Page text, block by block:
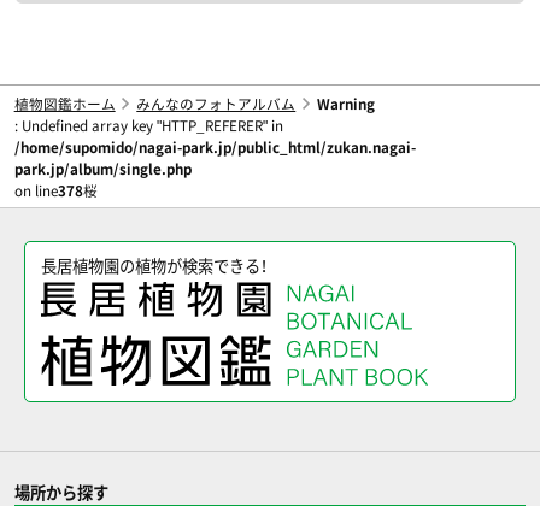
植物図鑑ホーム みんなのフォトアルバム
Warning
: Undefined array key "HTTP_REFERER" in
/home/supomido/nagai-park.jp/public_html/zukan.nagai-
park.jp/album/single.php
on line378桜
長居植物園の植物が検索できる！
場所から探す